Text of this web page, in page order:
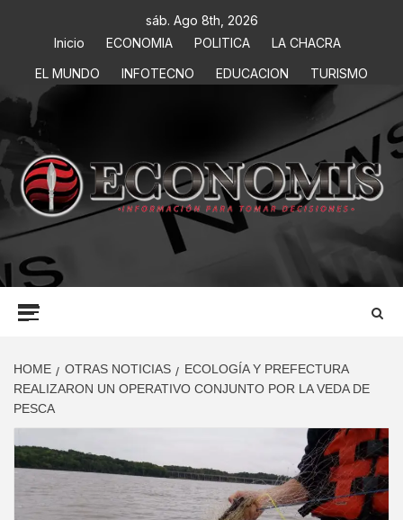
sáb. Ago 8th, 2026
Inicio
ECONOMIA POLITICA
LA CHACRA
EL MUNDO
INFOTECNO EDUCACION TURISMO
ECONOMIS
INFORMACIÓN PARA TOMAR DECISIONES
HOME OTRAS NOTICIAS
ECOLOGÍA Y PREFECTURA
REALIZARON UN OPERATIVO CONJUNTO POR LA VEDA DE
PESCA